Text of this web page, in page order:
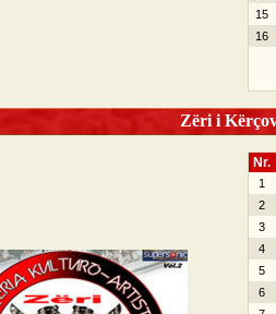
15
16
Zëri i
Nr.
1
2
3
4
5
6